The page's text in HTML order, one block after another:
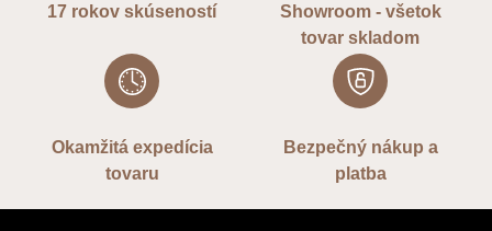
17 rokov skúseností
Showroom - všetok
tovar skladom
Okamžitá expedícia
tovaru
Bezpečný nákup a
platba